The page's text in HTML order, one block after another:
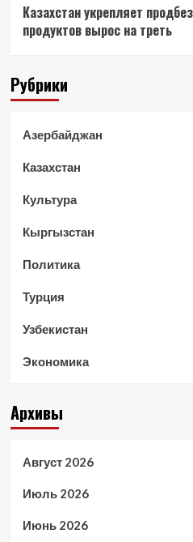
Казахстан укрепляет
продуктов вырос на треть
Рубрики
Азербайджан
Казахстан
Культура
Кыргызстан
Политика
Турция
Узбекистан
Экономика
Архивы
Август 2026
Июль 2026
Июнь 2026